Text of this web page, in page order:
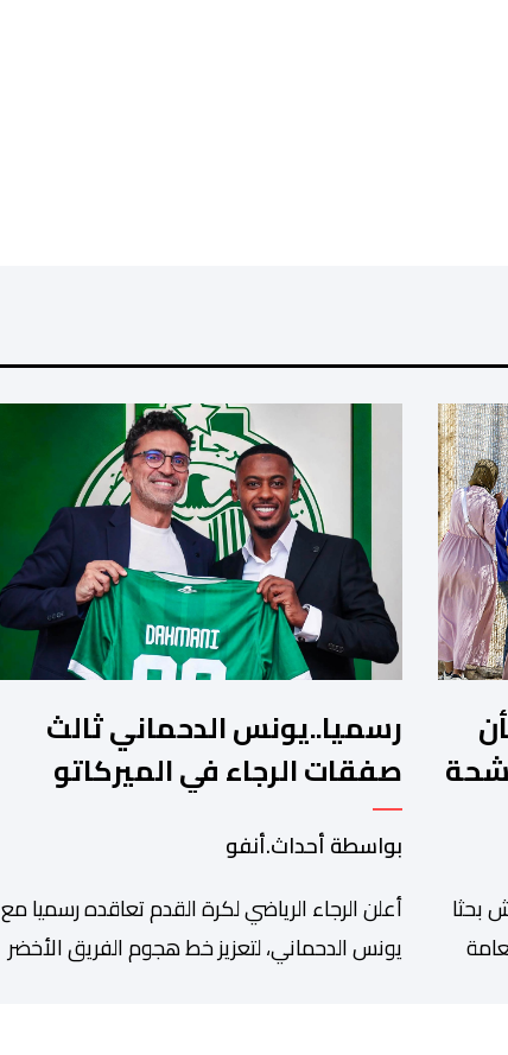
بحثا
رسميا..يونس الدحماني ثالث
صفقات الرجاء في الميركاتو
الصيفي
بواسطة أحداث.أنفو
أعلن الرجاء الرياضي لكرة القدم تعاقده رسميا مع
يونس الدحماني، لتعزيز خط هجوم الفريق الأخضر